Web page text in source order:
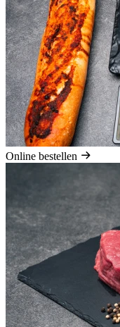
Online bestellen